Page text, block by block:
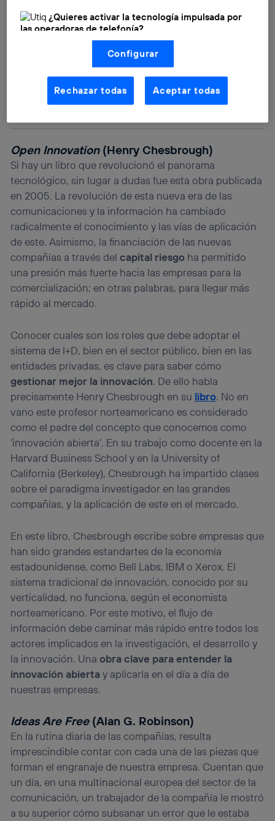
Open Innovation(Henry Chesbrough)
Si hay un libro que revolucionó el panorama
tecnológico, sin lugar a dudas fue esta obra publicada
en 2005. La revolución de esta nueva era de las
comunicaciones y la información ha cambiado
radicalmente el conocimiento y las vías de aplicación
de este. Asimismo, la financiación de las nuevas
compañías a través delcapital riesgo ha permitido
una presión más fuerte hacia las empresas para la
comercialización; en otras palabras, para llegar más
rápido al mercado.
Conocer cuales son los roles que debe adoptar el
sistema de I+D, bien en el sector público, bien en las
entidades privadas, es clave para saber cómo
gestionar mejor la innovación. De ello habla
precisamente Henry Chesbrough en su libro. No en
vano este profesor norteamericano es considerado
como el padre del concepto que conocemos como
‘innovación abierta’. En su trabajo como docente en la
Harvard Business School y en la University of
California (Berkeley), Chesbrough ha impartido clases
sobre el paradigma investigador en las grandes
compañías, y la aplicación de este en el mercado.
En este libro, Chesbrough escribe sobre empresas que
han sido grandes estandartes de la economía
estadounidense, como Bell Labs, IBM o Xerox. El
sistema tradicional de innovación, conocido por su
verticalidad, no funciona, según el economista
norteamericano. Por este motivo, el flujo de
información debe caminar más rápido entre todos los
actores implicados en la investigación, el desarrollo y
la innovación. Unaobra clave para entender la
innovación abiertay aplicarla en el día a día de
nuestras empresas.
Ideas Are Free(Alan G. Robinson)
En la rutina diaria de las compañías, resulta
imprescindible contar con cada una de las piezas que
forman el engranaje de nuestra empresa. Cuentan que
un día, en una multinacional europea del sector de la
comunicación, un trabajador de la compañía le mostró
a su superior cómo subsanar un error que le estaba
¿Quieres activar la tecnología impulsada por
las operadoras de telefonía?
Nosotros, Telefónica S.A., utilizamos la tecnología Utiq para
realizar nuestras acciones de marketing digital o análisis
(como se describe en este aviso de consentimiento)
basadas en tu navegación en nuestra(s) web(s)
aquí (solo cuando utilizas una conexión a
internet habilitada , proporcionada por una de las
operadoras de telefonía participantes, y otorgas tu
prioridad ofreciéndote elección y control.
La tecnología utiliza un identificador cifrado creado por tu
operadora de telefonía
, utilizando tu dirección IP y otra
información de la cuenta de cliente de
telecomunicaciones vinculada a la conexión que utilizas
(p. ej., número de teléfono móvil).
Este identificador se asigna a la conexión de internet, por
lo que cualquier persona que conecte su dispositivo y
consienta el uso de la tecnología recibirá el mismo
identificador. Típicamente:
Si utilizas una conexión de banda ancha(p. ej., Wi-Fi),
el marketing o análisis se realizará en función de las
actividades de navegación de los miembros del hogar
personalizado, ya que se basará únicamente en la
navegación del usuario del móvil.
Puedes gestionar los consentimientos Utiq seleccionando
“Administrar Utiq” en la parte inferior de esta página web o
visitando el
portal de privacidad de Utiq
(“consenthub”). Para más información, consulta
la política de privacidad de Utiq.
Configurar
Rechazar todas Aceptar todas